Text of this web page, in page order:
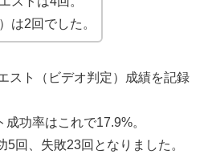
は2回でした。
スト（ビデオ判定）成績を記録
功率はこれで17.9%。
5回、失敗23回となりました。